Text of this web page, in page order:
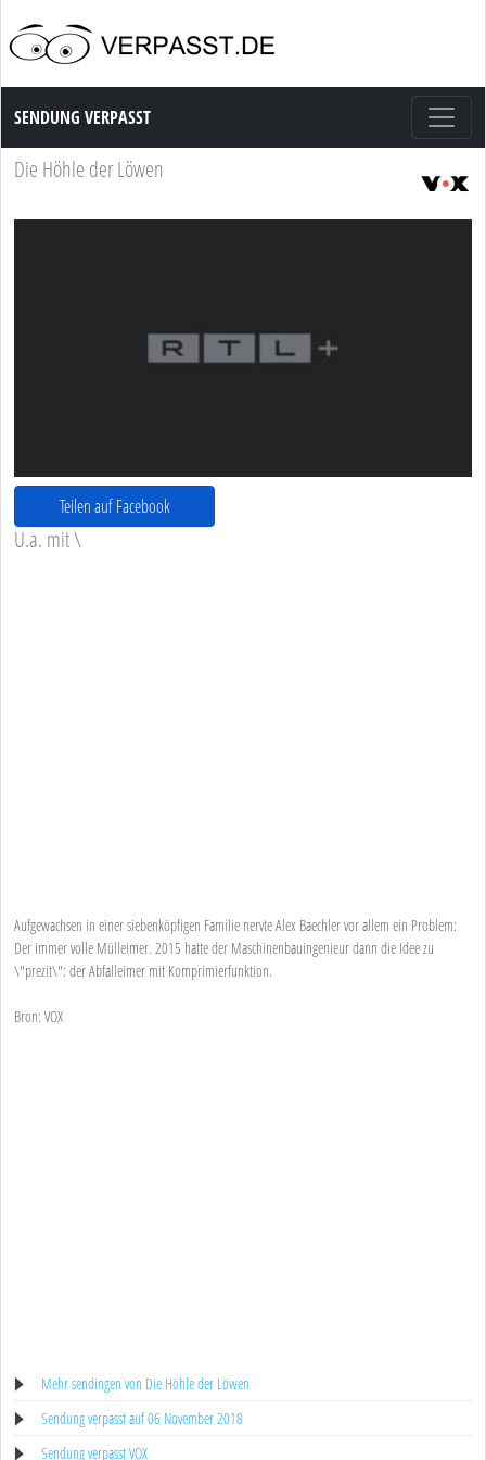
Sendung Verpasst
SENDUNG VERPASST
Die Höhle der Löwen
Teilen auf Facebook
U.a. mit \
Aufgewachsen in einer siebenköpfigen Familie nervte Alex Baechler vor allem ein Problem:
Der immer volle Mülleimer. 2015 hatte der Maschinenbauingenieur dann die Idee zu
\"prezit\": der Abfalleimer mit Komprimierfunktion.
Bron: VOX
Mehr sendingen von Die Höhle der Löwen
Sendung verpasst auf 06 November 2018
Sendung verpasst VOX